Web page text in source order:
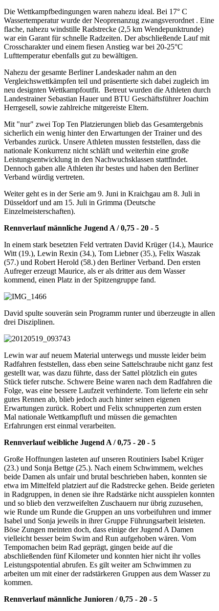
Die Wettkampfbedingungen waren nahezu ideal. Bei 17° C
Wassertemperatur wurde der Neoprenanzug zwangsverordnet . Eine
flache, nahezu windstille Radstrecke (2,5 km Wendepunktrunde)
war ein Garant für schnelle Radzeiten. Der abschließende Lauf mit
Crosscharakter und einem fiesen Anstieg war bei 20-25°C
Lufttemperatur ebenfalls gut zu bewältigen.
Nahezu der gesamte Berliner Landeskader nahm an den
Vergleichswettkämpfen teil und präsentierte sich dabei zugleich im
neu designten Wettkampfoutfit. Betreut wurden die Athleten durch
Landestrainer Sebastian Hauer und BTU Geschäftsführer Joachim
Herrgesell, sowie zahlreiche mitgereiste Eltern.
Mit "nur" zwei Top Ten Platzierungen blieb das Gesamtergebnis
sicherlich ein wenig hinter den Erwartungen der Trainer und des
Verbandes zurück. Unsere Athleten mussten feststellen, dass die
nationale Konkurrenz nicht schläft und weiterhin eine große
Leistungsentwicklung in den Nachwuchsklassen stattfindet.
Dennoch gaben alle Athleten ihr bestes und haben den Berliner
Verband würdig vertreten.
Weiter geht es in der Serie am 9. Juni in Kraichgau am 8. Juli in
Düsseldorf und am 15. Juli in Grimma (Deutsche
Einzelmeisterschaften).
Rennverlauf männliche Jugend A / 0,75 - 20 - 5
In einem stark besetzten Feld vertraten David Krüger (14.), Maurice
Witt (19.), Lewin Rexin (34.), Tom Liebner (35.), Felix Waszak
(57.) und Robert Herold (58.) den Berliner Verband. Den ersten
Aufreger erzeugt Maurice, als er als dritter aus dem Wasser
kommend, einen Platz in der Spitzengruppe fand.
David spulte souverän sein Programm runter und überzeugte in allen
drei Disziplinen.
Lewin war auf neuem Material unterwegs und musste leider beim
Radfahren feststellen, dass eben seine Sattelschraube nicht ganz fest
gestellt war, was dazu führte, dass der Sattel plötzlich ein gutes
Stück tiefer rutsche. Schwere Beine waren nach dem Radfahren die
Folge, was eine bessere Laufzeit verhinderte. Tom lieferte ein sehr
gutes Rennen ab, blieb jedoch auch hinter seinen eigenen
Erwartungen zurück. Robert und Felix schnupperten zum ersten
Mal nationale Wettkampfluft und müssen die gemachten
Erfahrungen erst einmal verarbeiten.
Rennverlauf weibliche Jugend A / 0,75 - 20 - 5
Große Hoffnungen lasteten auf unseren Routiniers Isabel Krüger
(23.) und Sonja Bettge (25.). Nach einem Schwimmem, welches
beide Damen als unfair und brutal beschrieben haben, konnten sie
etwa im Mittelfeld platziert auf die Radstrecke gehen. Beide gerieten
in Radgruppen, in denen sie ihre Radstärke nicht ausspielen konnten
und so blieb den verzweifelten Zuschauern nur übrig zuzusehen,
wie Runde um Runde die Gruppen an uns vorbeifuhren und immer
Isabel und Sonja jeweils in ihrer Gruppe Führungsarbeit leisteten.
Böse Zungen meinten doch, dass einige der Jugend A Damen
vielleicht besser beim Swim and Run aufgehoben wären. Vom
Tempomachen beim Rad geprägt, gingen beide auf die
abschließenden fünf Kilometer und konnten hier nicht ihr volles
Leistungspotential abrufen. Es gilt weiter am Schwimmen zu
arbeiten um mit einer der radstärkeren Gruppen aus dem Wasser zu
kommen.
Rennverlauf männliche Junioren / 0,75 - 20 - 5